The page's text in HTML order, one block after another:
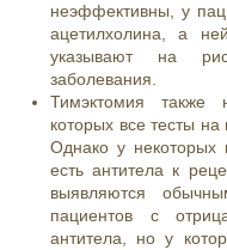
неэффективны, у
ацетилхолина, а
указывают на
заболевания.
Тимэктомия также
которых все тесты
Однако у некоторых
есть антитела к
выявляются
пациентов с
антитела, но у